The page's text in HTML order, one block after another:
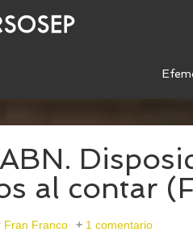
MÉTODO ABN.
al contar
Fran Franco 1 comentario